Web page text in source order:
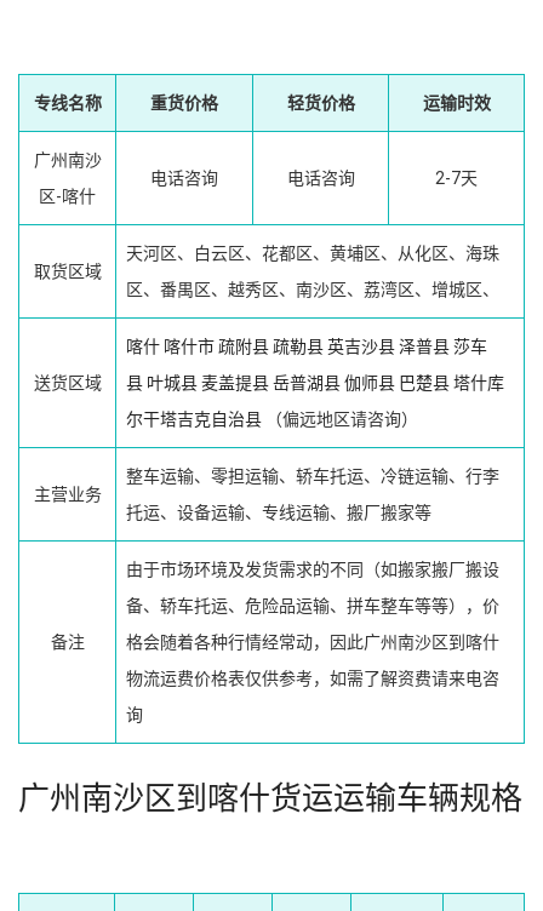
专线名称 重货价格 轻货价格 运输时效
广州南沙
区-喀什
电话咨询 电话咨询 2-7天
取货区域
天河区、白云区、花都区、黄埔区、从化区、海珠
区、番禺区、越秀区、南沙区、荔湾区、增城区、
送货区域
喀什 喀什市疏附县疏勒县英吉沙县泽普县莎车
县 叶城县麦盖提县岳普湖县伽师县 巴楚县塔什库
尔干塔吉克自治县 （偏远地区请咨询）
主营业务
整车运输、零担运输、轿车托运、冷链运输、行李
托运、设备运输、专线运输、搬厂搬家等
备注
由于市场环境及发货需求的不同（如搬家搬厂搬设
备、轿车托运、危险品运输、拼车整车等等），价
格会随着各种行情经常动，因此广州南沙区到喀什
物流运费价格表仅供参考，如需了解资费请来电咨
询
广州南沙区到喀什货运运输车辆规格